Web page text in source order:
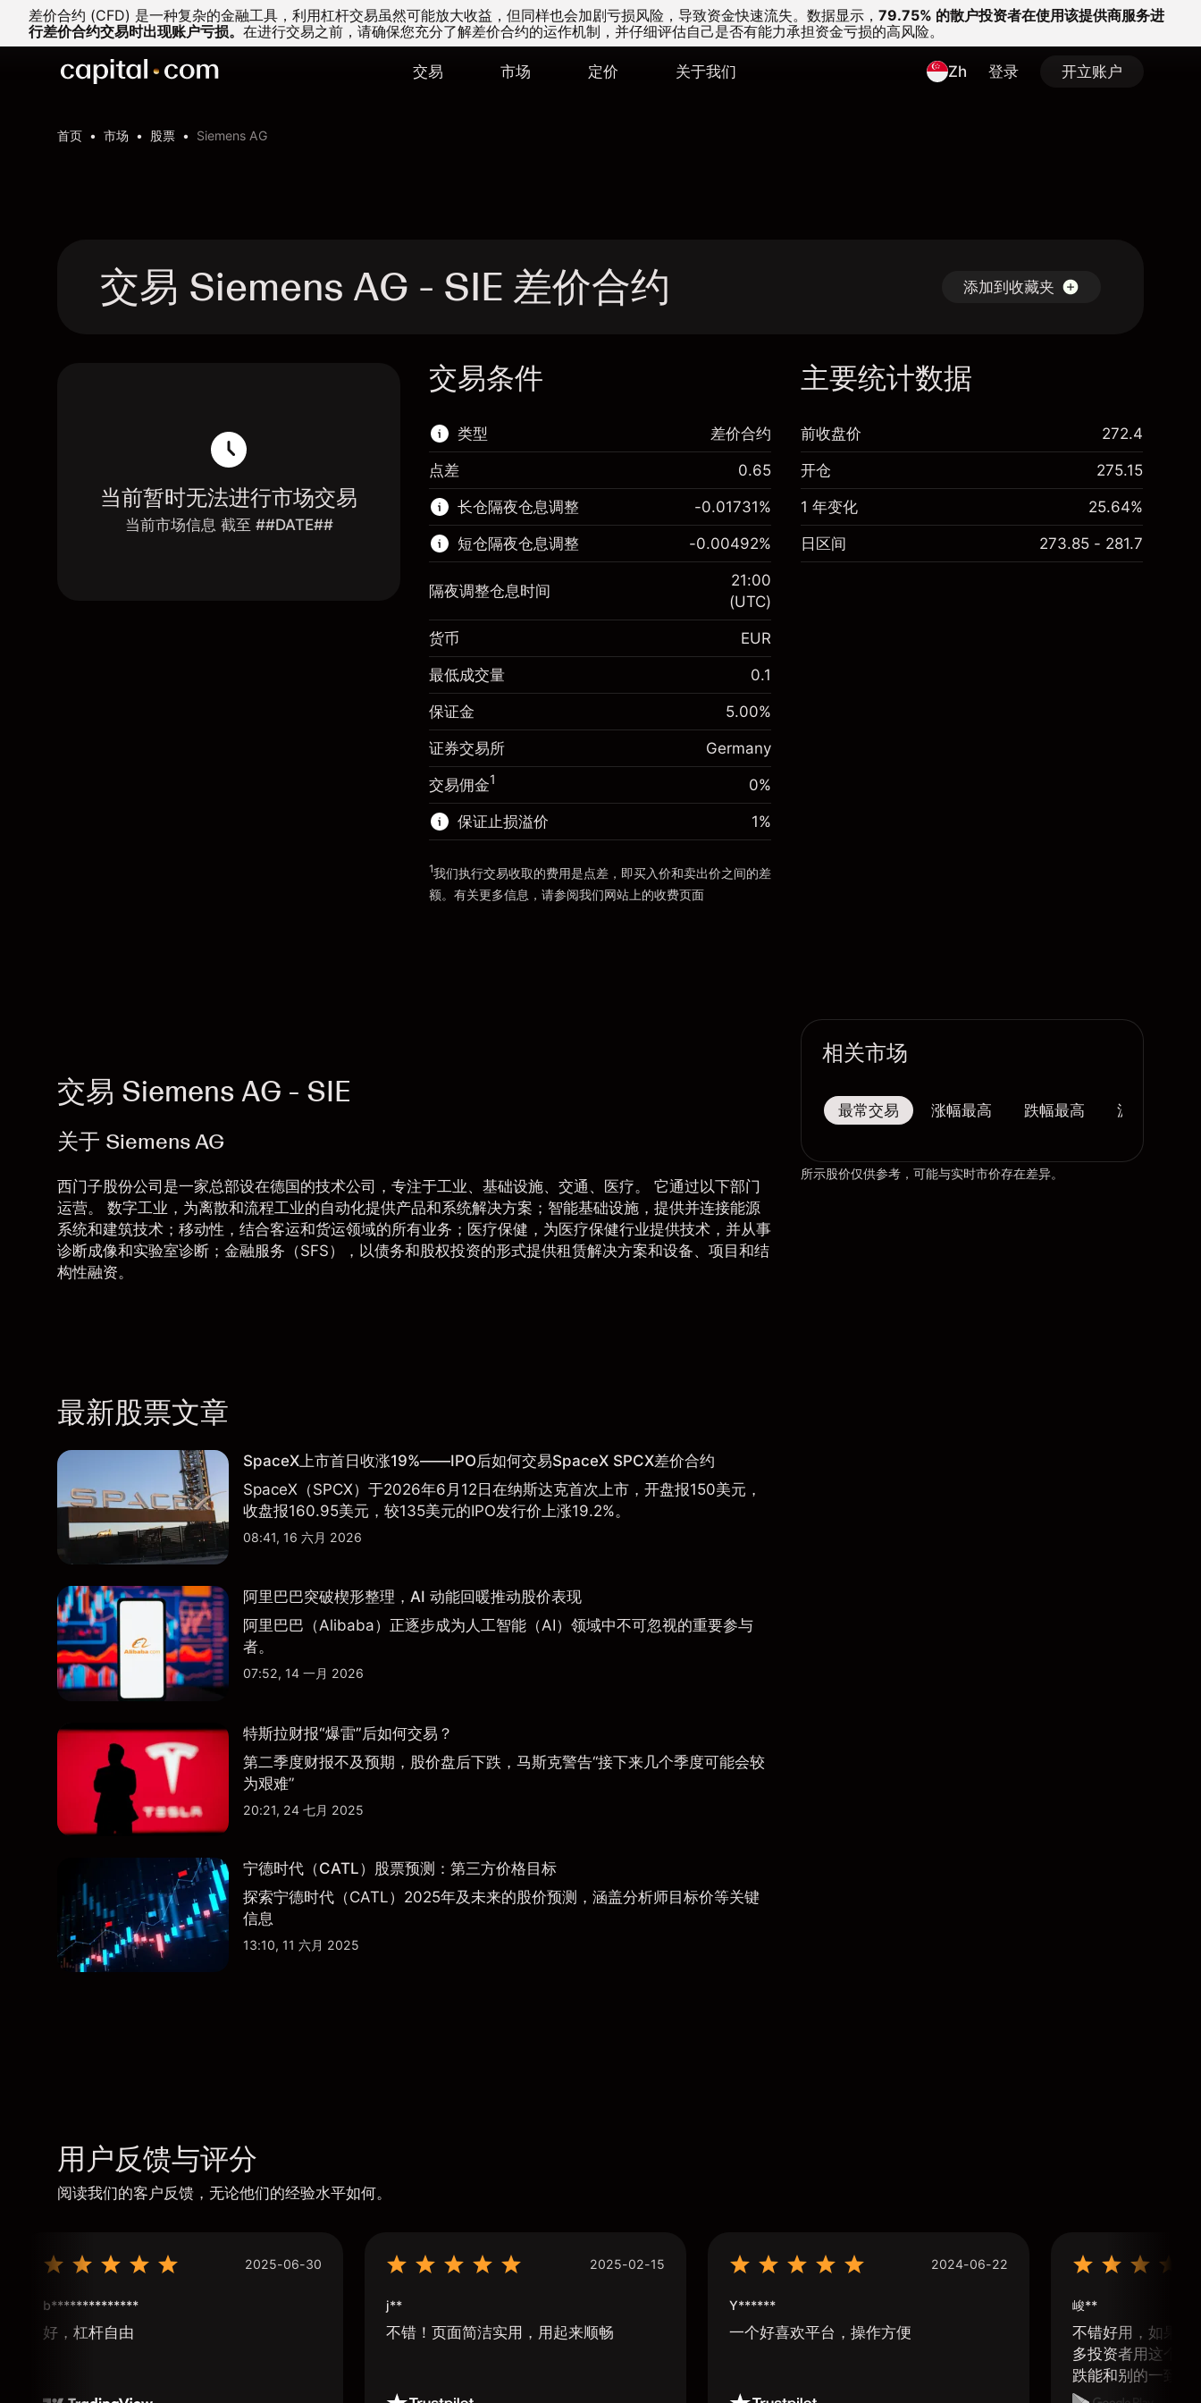
差价合约 (CFD) 是一种复杂的金融工具，利用杠杆交易虽然可能放大收益，但同样也会加剧亏损风险，导致资金快速流失。 数据显示， 79.75% 的散户投资者在使用该提供商服务进
行差价合约交易时出现账户亏损。 在进行交易之前，请确保您充分了解差价合约的运作机制，并仔细评估自己是否有能力承担资金亏损的高风险。
交易 市场 定价 关于我们 Zh 登录 开立账户
首页 市场 股票 Siemens AG
交易 Siemens AG - SIE 差价合约 添加到收藏夹
当前暂时无法进行市场交易
当前市场信息 截至 ##DATE##
交易条件
类型
该金融市场可进行差价合约交易。
了解更多:
差价合约
差价合约
点差 0.65
长仓隔夜仓息调整
€1,000.00
隔夜仓息
来自头寸全值的费用
-0.017307
(-€3.46)
使用杠杆的交易规模（大约值）
来自杠杆的资金 - 美元（大约值）
€19,000.00
前往平台
-0.01731%
短仓隔夜仓息调整
保证金。您的投资 €1,000.00
来自头寸全值的费用
-0.004915
(-€0.98)
使用杠杆的交易规模（大约值）
来自杠杆的资金 - 美元（大约值）
€19,000.00
-0.00492%
隔夜调整仓息时间
21:00
(UTC)
货币 EUR
最低成交量 0.1
保证金 5.00%
证券交易所 Germany
交易佣金1 0%
保证止损溢价
“服务费用”
1%
1我们执行交易收取的费用是点差，即买入价和卖出价之间的差
额。有关更多信息，请参阅我们网站上的收费页面
主要统计数据
前收盘价 272.4
开仓 275.15
1 年变化 25.64%
日区间 273.85 - 281.7
交易 Siemens AG - SIE
关于 Siemens AG
西门子股份公司是一家总部设在德国的技术公司，专注于工业、基础设施、交通、医疗。 它通过以下部门
运营。 数字工业，为离散和流程工业的自动化提供产品和系统解决方案；智能基础设施，提供并连接能源
系统和建筑技术；移动性，结合客运和货运领域的所有业务；医疗保健，为医疗保健行业提供技术，并从事
诊断成像和实验室诊断；金融服务（SFS），以债务和股权投资的形式提供租赁解决方案和设备、项目和结
构性融资。
最新股票文章
SpaceX上市首日收涨19%——IPO后如何交易SpaceX SPCX差价合约
SpaceX（SPCX）于2026年6月12日在纳斯达克首次上市，开盘报150美元，
收盘报160.95美元，较135美元的IPO发行价上涨19.2%。
08:41, 16 六月 2026
阿里巴巴突破楔形整理，AI 动能回暖推动股价表现
阿里巴巴（Alibaba）正逐步成为人工智能（AI）领域中不可忽视的重要参与
者。
07:52, 14 一月 2026
特斯拉财报“爆雷”后如何交易？
第二季度财报不及预期，股价盘后下跌，马斯克警告“接下来几个季度可能会较
为艰难”
20:21, 24 七月 2025
宁德时代（CATL）股票预测：第三方价格目标
探索宁德时代（CATL）2025年及未来的股价预测，涵盖分析师目标价等关键
信息
13:10, 11 六月 2025
相关市场
最常交易 涨幅最高 跌幅最高 波幅最大
所示股价仅供参考，可能与实时市价存在差异。
用户反馈与评分
阅读我们的客户反馈，无论他们的经验水平如何。
2025-06-30
b**************
好，杠杆自由
2025-02-15
j**
不错！页面简洁实用，用起来顺畅
2024-06-22
Y******
一个好喜欢平台，操作方便
峻**
不错好用，如果可
多投资者用这个软
跌能和别的一致那